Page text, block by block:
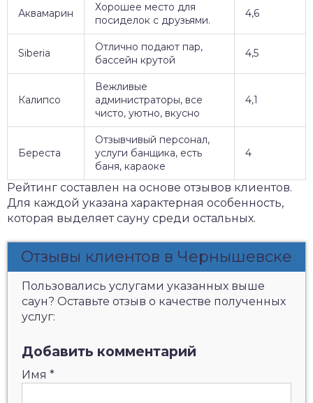
Аквамарин
Хорошее место для
посиделок с друзьями.
4,6
Siberia
Отлично подают пар,
бассейн крутой
4,5
Калипсо
Вежливые
администраторы, все
чисто, уютно, вкусно
4,1
Береста
Отзывчивый персонал,
услуги банщика, есть
баня, караоке
4
Рейтинг составлен на основе отзывов клиентов.
Для каждой указана характерная особенность,
которая выделяет сауну среди остальных.
Отзывы клиентов в Чернышевске
Пользовались услугами указанных выше
саун? Оставьте отзыв о качестве полученных
услуг:
Добавить комментарий
Имя *